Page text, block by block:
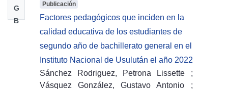
G
B
Publicación
Factores pedagógicos que inciden en la
calidad educativa de los estudiantes de
segundo año de bachillerato general en el
Instituto Nacional de Usulután el año 2022
Sánchez Rodriguez, Petrona Lissette
;
Vásquez González, Gustavo Antonio
;